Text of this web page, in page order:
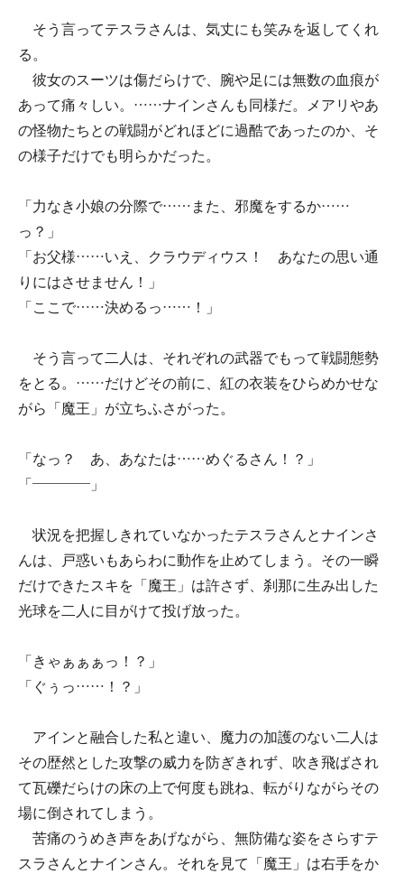
そう言ってテスラさんは、気丈にも笑みを返してくれ
る。
彼女のスーツは傷だらけで、腕や足には無数の血痕が
あって痛々しい。……ナインさんも同様だ。メアリやあ
の怪物たちとの戦闘がどれほどに過酷であったのか、そ
の様子だけでも明らかだった。
「力なき小娘の分際で……また、邪魔をするか……
っ？」
「お父様……いえ、クラウディウス！ あなたの思い通
りにはさせません！」
「ここで……決めるっ……！」
そう言って二人は、それぞれの武器でもって戦闘態勢
をとる。……だけどその前に、紅の衣装をひらめかせな
がら「魔王」が立ちふさがった。
「なっ？ あ、あなたは……めぐるさん！？」
「――――」
状況を把握しきれていなかったテスラさんとナインさ
んは、戸惑いもあらわに動作を止めてしまう。その一瞬
だけできたスキを「魔王」は許さず、刹那に生み出した
光球を二人に目がけて投げ放った。
「きゃぁぁぁっ！？」
「ぐぅっ……！？」
アインと融合した私と違い、魔力の加護のない二人は
その歴然とした攻撃の威力を防ぎきれず、吹き飛ばされ
て瓦礫だらけの床の上で何度も跳ね、転がりながらその
場に倒されてしまう。
苦痛のうめき声をあげながら、無防備な姿をさらすテ
スラさんとナインさん。それを見て「魔王」は右手をか